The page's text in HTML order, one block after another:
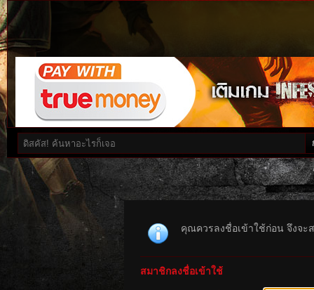
คุณควรลงชื่อเข้าใช้ก่อน จึงจะ
สมาชิกลงชื่อเข้าใช้